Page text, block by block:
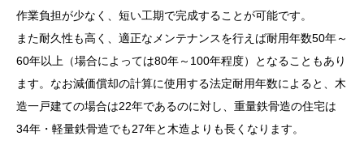
作業負担が少なく、短い工期で完成することが可能です。
また耐久性も高く、適正なメンテナンスを行えば耐用年数50年～
60年以上（場合によっては80年～100年程度）となることもあり
ます。なお減価償却の計算に使用する法定耐用年数によると、木
造一戸建ての場合は22年であるのに対し、重量鉄骨造の住宅は
34年・軽量鉄骨造でも27年と木造よりも長くなります。